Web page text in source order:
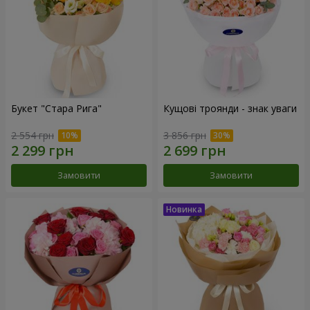
Букет "Стара Рига"
2 554 грн
Замовити
Кущові троянди - знак уваги
3 856 грн
Замовити